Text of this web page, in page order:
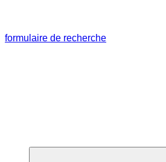
formulaire de recherche